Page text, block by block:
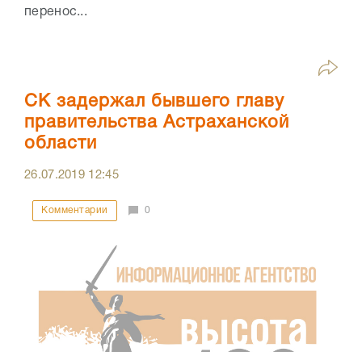
перенос...
СК задержал бывшего главу
правительства Астраханской
области
26.07.2019 12:45
Комментарии 0